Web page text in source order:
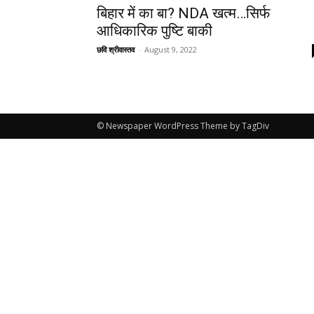
बिहार में का बा? NDA खत्म…सिर्फ
आधिकारिक पुष्टि बाकी
छवि श्रीवास्तव - August 9, 2022
© Newspaper WordPress Theme by TagDiv